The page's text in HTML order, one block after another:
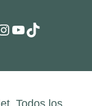
YouTube
TikTok
Todos los